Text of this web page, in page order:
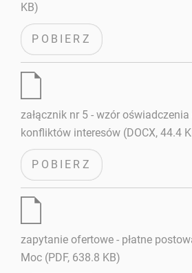
KB)
POBIERZ
załącznik nr 5 - wzór
konfliktów interesów (DOCX, 44.4
POBIERZ
zapytanie ofertowe - płatne
Moc (PDF, 638.8 KB)